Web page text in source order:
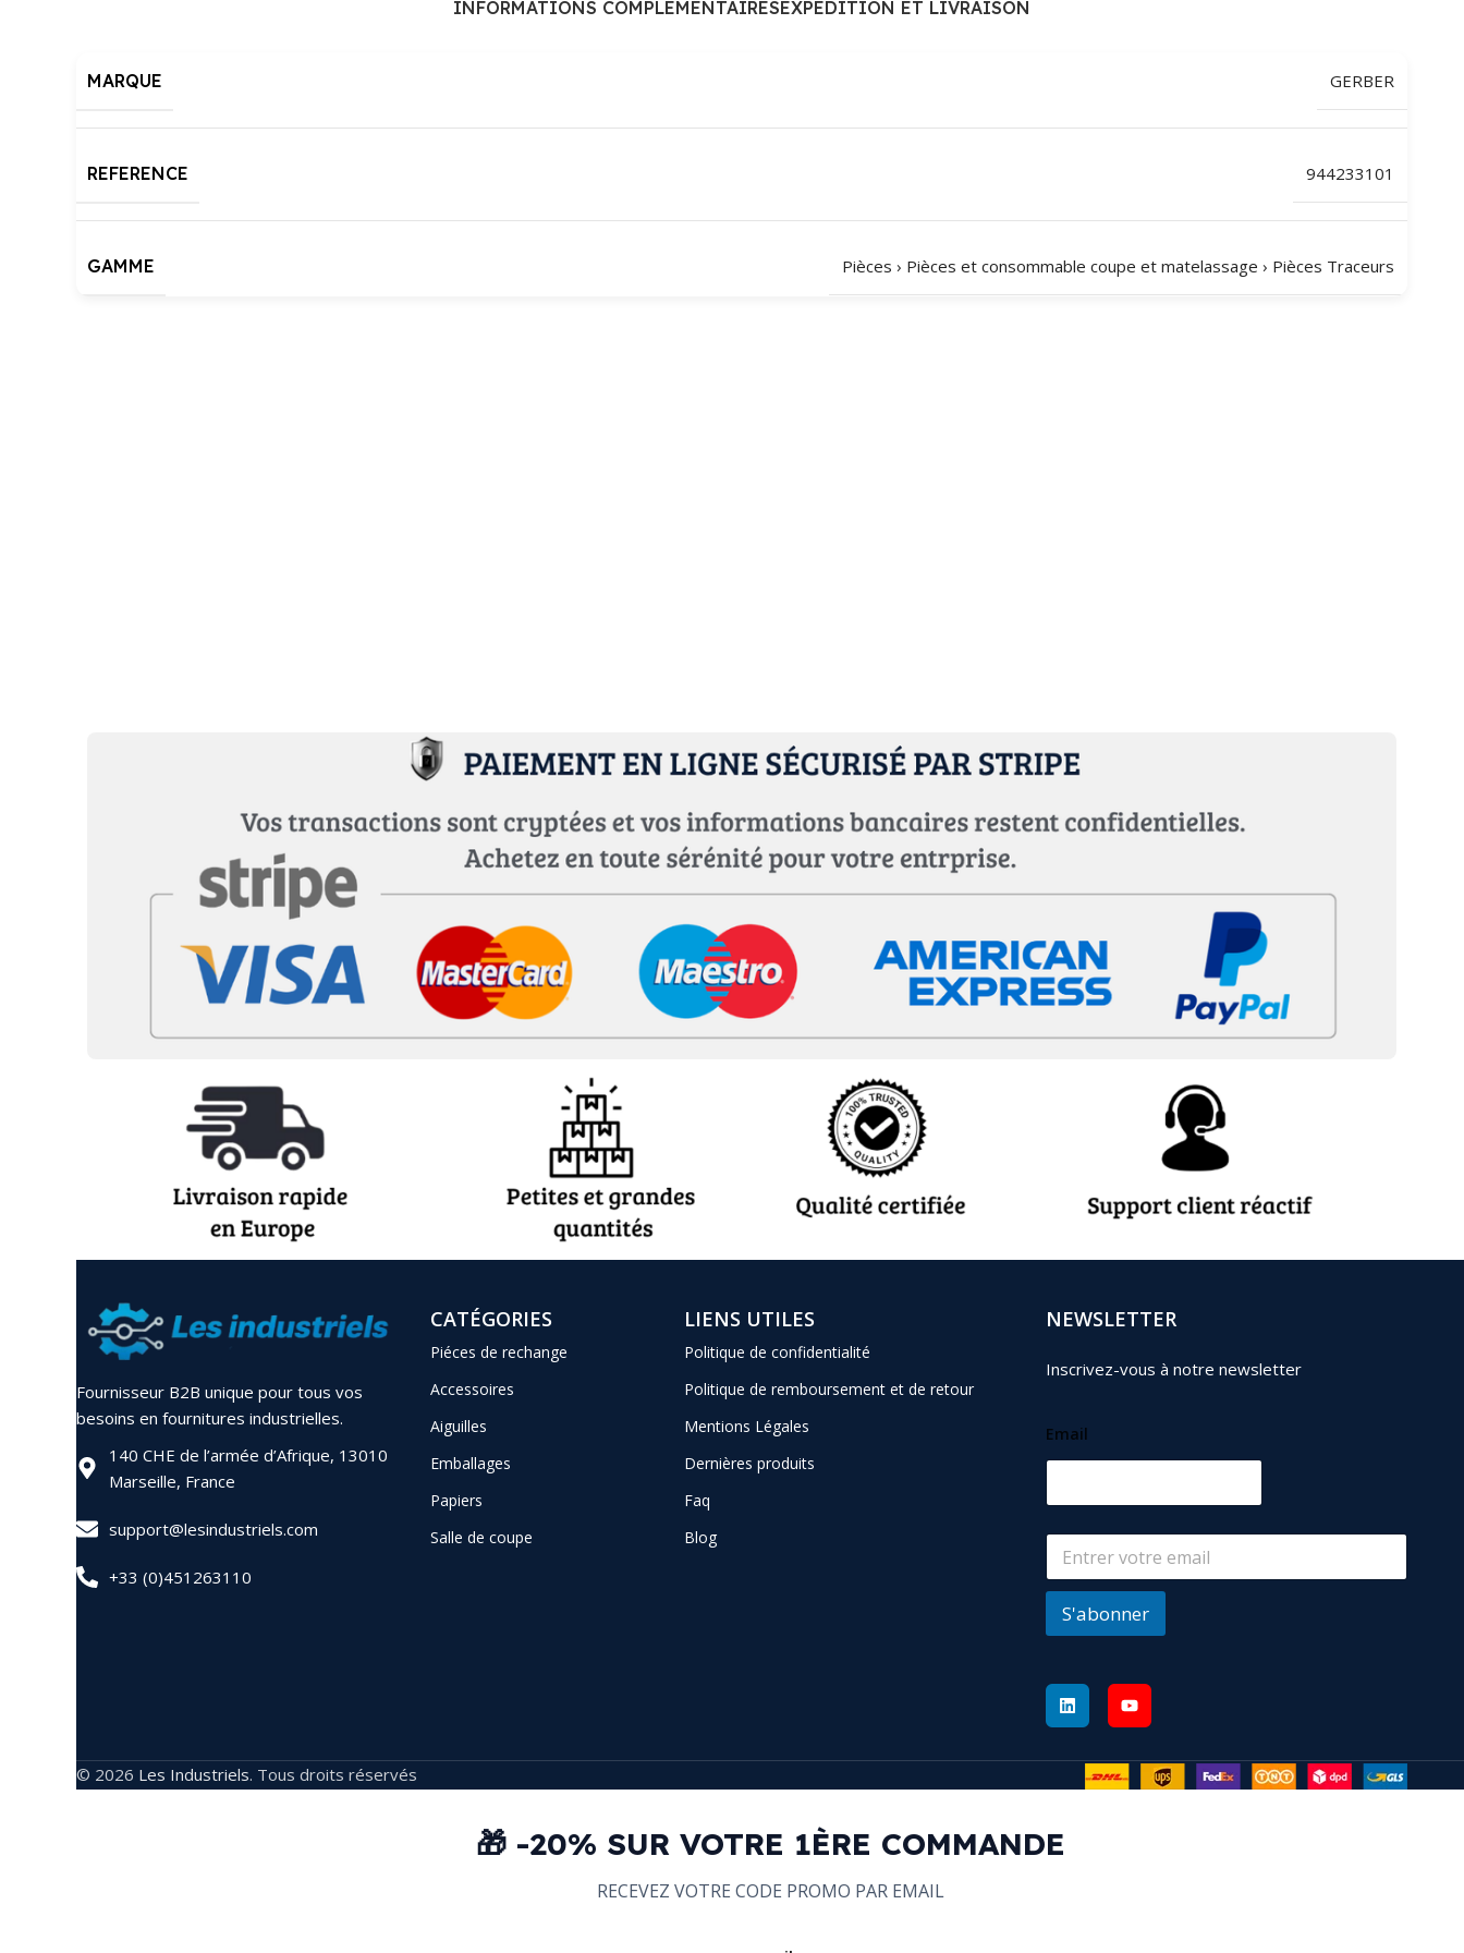
INFORMATIONS COMPLÉMENTAIRESEXPÉDITION ET LIVRAISON
MARQUE GERBER
REFERENCE 944233101
GAMME Pièces › Pièces et consommable coupe et matelassage › Pièces Traceurs
Fournisseur B2B unique pour tous vos
besoins en fournitures industrielles.
140 CHE de l’armée d’Afrique, 13010
Marseille, France
support@lesindustriels.com
+33 (0)451263110
CATÉGORIES
Piéces de rechange
Accessoires
Aiguilles
Emballages
Papiers
Salle de coupe
LIENS UTILES
Politique de confidentialité
Politique de remboursement et de retour
Mentions Légales
Dernières produits
Faq
Blog
NEWSLETTER
Inscrivez-vous à notre newsletter
Email
S'abonner
© 2026 Les Industriels. Tous droits réservés
🎁 -20% SUR VOTRE 1ÈRE COMMANDE
RECEVEZ VOTRE CODE PROMO PAR EMAIL